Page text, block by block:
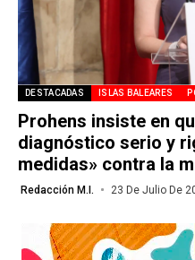
DESTACADAS ISLAS BALEARES
Prohens insiste en
diagnóstico serio y
medidas» contra la
Redacción M.I. 23 De Julio De